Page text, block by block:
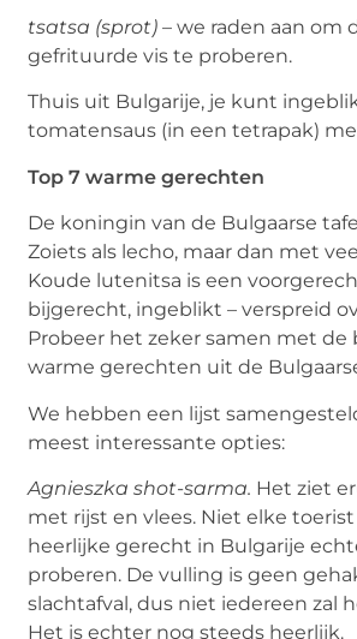
tsatsa (sprot) – we raden aan om
gefrituurde vis te proberen.
Thuis uit Bulgarije, je kunt
tomatensaus (in een tetrapak)
Top 7 warme gerechten
De koningin van de Bulgaarse
Zoiets als lecho, maar dan met
Koude lutenitsa is een
bijgerecht, ingeblikt – verspreid
Probeer het zeker samen met de
warme gerechten uit de
We hebben een lijst
meest interessante opties:
Agnieszka shot-sarma. Het ziet
met rijst en vlees. Niet elke
heerlijke gerecht in Bulgarije
proberen. De vulling is geen
slachtafval, dus niet iedereen zal
Het is echter nog steeds heerlijk.